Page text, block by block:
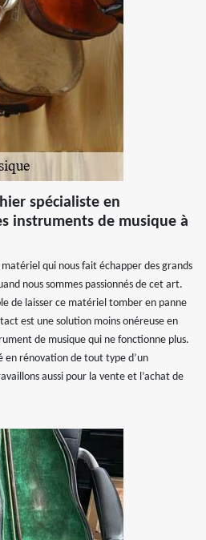
spécialiste en
instruments de musique à
qui nous fait échapper des grands
nous sommes passionnés de cet art.
de laisser ce matériel tomber en panne
est une solution moins onéreuse en
de musique qui ne fonctionne plus.
en rénovation de tout type d’un
aussi pour la vente et l’achat de